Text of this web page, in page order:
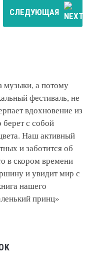
СЛЕДУЮЩАЯ
музыки, а потому
фестиваль, не
вдохновение из
с собой
Наш активный
и заботится об
в скором времени
и увидит мир с
нашего
принц»